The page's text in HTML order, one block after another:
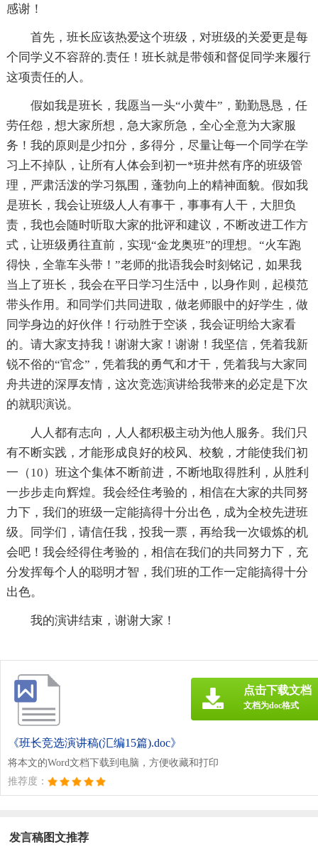
感谢！
首先，班长应该热爱这个班级，对班级的关爱更是每
个同学义不容辞的.责任！班长就是带领和督促同学来履行
这项责任的人。
假如我是班长，我愿当一头“小黄牛”，勤勤恳恳，任
劳任怨，想大家所想，急大家所急，全心全意为大家服
务！我的原则是少扣分，多得分，尽量让每一个同学在学
习上不掉队，让所有人体会到初一*班井然有序的班级管
理，严肃活泼的学习氛围，蓬勃向上的精神面貌。假如我
是班长，我会让班级人人有事干，事事有人干，大胆负
责，我也会随时听取大家的批评和建议，不断改进工作方
式，让班级勇往直前，实现“金龙奥班”的理想。“火车跑
得快，全靠车头带！”老师的批语我会时刻铭记，如果我
当上了班长，我会在平日学习生活中，以身作则，起模范
带头作用。和同学们共同进取，做老师眼中的好学生，做
同学身边的好伙伴！行动胜于空谈，我会证明给大家看
的。请大家支持我！谢谢大家！谢谢！我坚信，凭着我新
锐不俗的“官念”，凭着我的勇气和才干，凭着我与大家同
舟共进的深厚友情，这次竞选演讲给我带来的必定是下次
的就职演说。
人人都有志向，人人都积极主动为他人服务。我们只
有不断实践，才能形成良好的校风、校貌，才能使我们初
一（10）班这个集体不断前进，不断地取得胜利，从胜利
一步步走向辉煌。我会经住考验的，相信在大家的共同努
力下，我们的班级一定能搞得十分出色，成为全校先进班
级。同学们，请信任我，投我一票，再给我一次锻炼的机
会吧！我会经得住考验的，相信在我们的共同努力下，充
分发挥每个人的聪明才智，我们班的工作一定能搞得十分
出色。
我的演讲结束，谢谢大家！
《班长竞选演讲稿(汇编15篇).doc》
将本文的Word文档下载到电脑，方便收藏和打印
推荐度：
点击下载文档
文档为doc格式
发言稿图文推荐